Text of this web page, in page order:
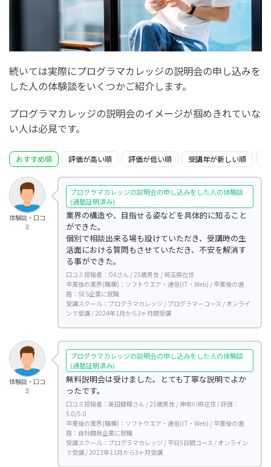
続いては実際にプログラマカレッジの説明会の申し込みを
した人の体験談をいくつかご紹介します。
プログラマカレッジの説明会のイメージが掴めきれていな
い人は必見です。
おすすめ順 評価が高い順 評価が低い順 受講年が新しい順
体験談・口コ
ミ
プログラマカレッジの説明会の申し込みをした人の体験談
(通塾証明済み)
業界の構造や、目指せる姿などを具体的に知ること
ができた。
個別で相談出来る場も設けていただき、受講時の生
活面における質問もさせていただき、不安を解消す
る事ができた。
口コミ投稿者：OAさん / 25歳男性 / 埼玉県在住
卒業後の業界(職種)：ソフトウエア・通信(IT・Web) / 卒業後の進
路：SES企業に就職
受講スクール：プログラマカレッジ / プログラマーコース / オンライ
ンで受講 / 2024年1月から3ヶ月間受講
体験談・口コ
ミ
プログラマカレッジの説明会の申し込みをした人の体験談
(通塾証明済み)
無料説明会は受けました。とても丁寧な説明でよか
ったです。
口コミ投稿者：奥田健暉さん / 25歳男性 / 神奈川県在住 / 評価：
5.0/5.0
卒業後の業界(職種)：ソフトウエア・通信(IT・Web) / 卒業後の進
路：自社開発企業に就職
受講スクール：プログラマカレッジ / 平日5日間コース / オンライン
で受講 / 2023年11月から3ヶ月受講